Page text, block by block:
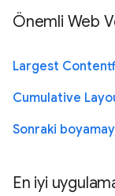
Önemli Web
Largest
Cumulative
Sonraki
En iyi